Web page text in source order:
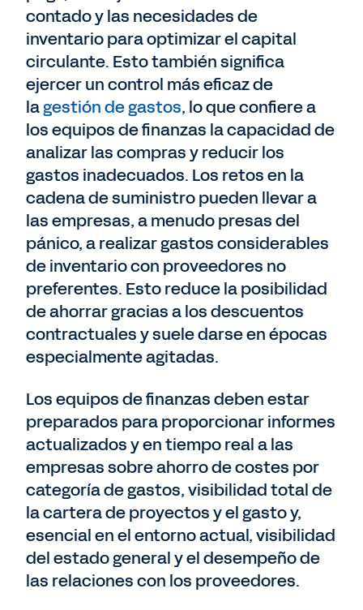
contado y las necesidades de
inventario para optimizar el capital
circulante. Esto también significa
ejercer un control más eficaz de
lagestión de gastos, lo que confiere a
los equipos de finanzas la capacidad de
analizar las compras y reducir los
gastos inadecuados. Los retos en la
cadena de suministro pueden llevar a
las empresas, a menudo presas del
pánico, a realizar gastos considerables
de inventario con proveedores no
preferentes. Esto reduce la posibilidad
de ahorrar gracias a los descuentos
contractuales y suele darse en épocas
especialmente agitadas.
Los equipos de finanzas deben estar
preparados para proporcionar informes
actualizados y en tiempo real a las
empresas sobre ahorro de costes por
categoría de gastos, visibilidad total de
la cartera de proyectos y el gasto y,
esencial en el entorno actual, visibilidad
del estado general y el desempeño de
las relaciones con los proveedores.